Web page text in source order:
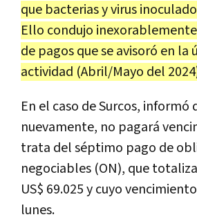
que bacterias y virus
Ello condujo
de pagos que se avisoró en
actividad (Abril/Mayo del
En el caso de Surcos, informó
nuevamente, no pagará
trata del séptimo pago de
negociables (ON), que
US$ 69.025 y cuyo
lunes.